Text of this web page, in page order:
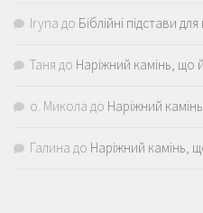
Iryna до Біблійні підстави
Таня до Наріжний камінь, що
о. Микола до Наріжний
Галина до Наріжний камінь,